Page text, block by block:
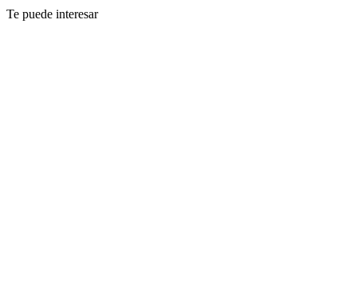
Te puede interesar